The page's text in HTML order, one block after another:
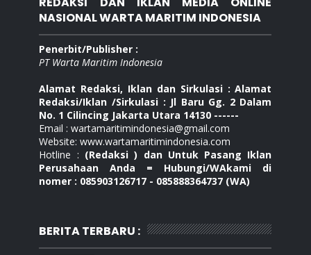
NASIONAL WARTA MARITIM INDONESIA
Penerbit/Publisher :
PT Warta Maritim Indonesia
Alamat Redaksi, Iklan dan Sirkulasi : Alamat
Redaksi/Iklan /Sirkulasi : Jl Baru Gg. 2 Dalam
No. 1 Cilincing Jakarta Utara 14130 ------
Email : wartamaritimindonesia@gmail.com
Website: www.wartamaritimindonesia.com
Hotline : (Redaksi ) dan Untuk Pasang Iklan
Perusahaan Anda = Hubungi/WAkami di
nomer : 085903126717 - 085888364737 (WA)
BERITA TERBARU :